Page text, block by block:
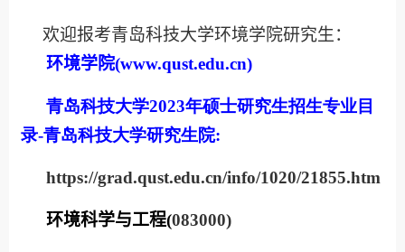
欢迎报考青岛科技大学环境学院研究生：
环境学院(www.qust.edu.cn)
青岛科技大学2023年硕士研究生招生专业目
录-青岛科技大学研究生院:
https://grad.qust.edu.cn/info/1020/21855.htm
环境科学与工程(083000)